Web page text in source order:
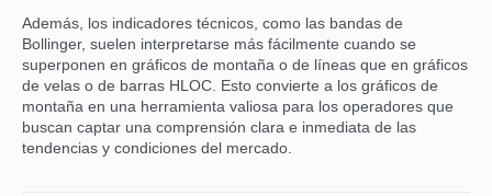
Además, los indicadores técnicos, como las bandas de
Bollinger, suelen interpretarse más fácilmente cuando se
superponen en gráficos de montaña o de líneas que en gráficos
de velas o de barras HLOC. Esto convierte a los gráficos de
montaña en una herramienta valiosa para los operadores que
buscan captar una comprensión clara e inmediata de las
tendencias y condiciones del mercado.